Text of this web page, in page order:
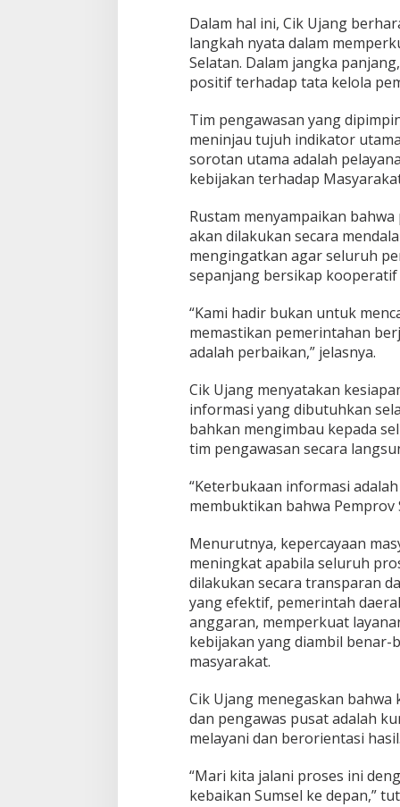
r
a
Dalam hal ini, Cik Ujang
langkah nyata dalam
Selatan. Dalam jangka
positif terhadap tata kelola
Tim pengawasan yang
meninjau tujuh indikator
sorotan utama adalah
kebijakan terhadap
Rustam menyampaikan
akan dilakukan secara
mengingatkan agar seluruh
sepanjang bersikap kooperatif
“Kami hadir bukan untuk
memastikan pemerintahan
adalah perbaikan,” jelasnya.
Cik Ujang menyatakan
informasi yang dibutuhkan
bahkan mengimbau kepada
tim pengawasan secara
“Keterbukaan informasi
membuktikan bahwa Pemprov
Menurutnya, kepercayaan
meningkat apabila seluruh
dilakukan secara transparan
yang efektif, pemerintah
anggaran, memperkuat
kebijakan yang diambil
masyarakat.
Cik Ujang menegaskan
dan pengawas pusat adalah
melayani dan berorientasi hasil.
“Mari kita jalani proses ini
kebaikan Sumsel ke depan,”